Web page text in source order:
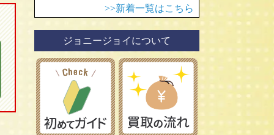
オビツドール/OBITSU
フランス車
タミヤ/田宮模型
ハセガワ/長谷川製作所
フジミ模型/FUJIMI
アオシマ/青島文化教材社
イマイ/IMAI /今井科学
コトブキヤ/壽屋
鉄道模型社
レーマン/LGB
Ｎゲージ
ＨＯゲージ
>>新着一覧はこちら
ジョニージョイについて